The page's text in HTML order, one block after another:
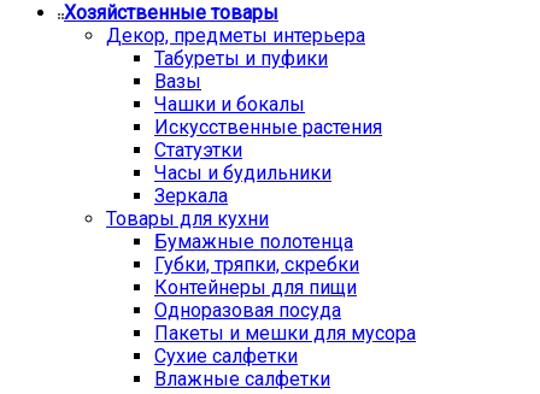
Хозяйственные товары
Декор, предметы интерьера
Табуреты и пуфики
Вазы
Чашки и бокалы
Искусственные растения
Статуэтки
Часы и будильники
Зеркала
Товары для кухни
Бумажные полотенца
Губки, тряпки, скребки
Контейнеры для пищи
Одноразовая посуда
Пакеты и мешки для мусора
Сухие салфетки
Влажные салфетки